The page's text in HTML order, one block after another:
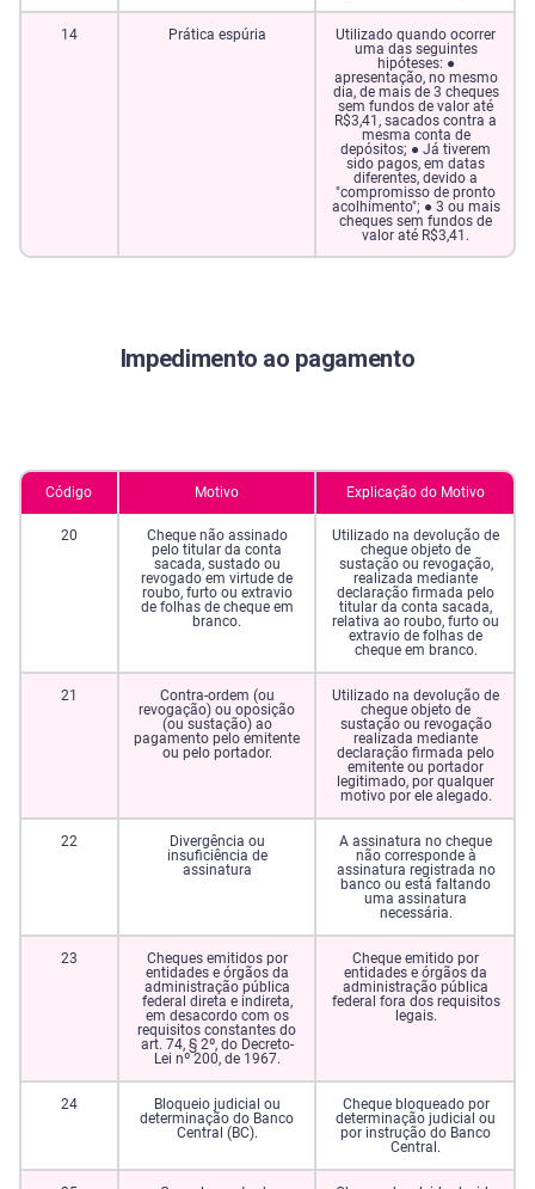
14 Prática espúria
Utilizado quando ocorrer
uma das seguintes
hipóteses: ●
apresentação, no mesmo
dia, de mais de 3 cheques
sem fundos de valor até
R$3,41, sacados contra a
mesma conta de
depósitos; ● Já tiverem
sido pagos, em datas
diferentes, devido a
"compromisso de pronto
acolhimento"; ● 3 ou mais
cheques sem fundos de
valor até R$3,41.
Impedimento ao pagamento
Código Motivo Explicação do Motivo
20
Cheque não assinado
pelo titular da conta
sacada, sustado ou
revogado em virtude de
roubo, furto ou extravio
de folhas de cheque em
branco.
Utilizado na devolução de
cheque objeto de
sustação ou revogação,
realizada mediante
declaração firmada pelo
titular da conta sacada,
relativa ao roubo, furto ou
extravio de folhas de
cheque em branco.
21
Contra-ordem (ou
revogação) ou oposição
(ou sustação) ao
pagamento pelo emitente
ou pelo portador.
Utilizado na devolução de
cheque objeto de
sustação ou revogação
realizada mediante
declaração firmada pelo
emitente ou portador
legitimado, por qualquer
motivo por ele alegado.
22
Divergência ou
insuficiência de
assinatura
A assinatura no cheque
não corresponde à
assinatura registrada no
banco ou está faltando
uma assinatura
necessária.
23
Cheques emitidos por
entidades e órgãos da
administração pública
federal direta e indireta,
em desacordo com os
requisitos constantes do
art. 74, § 2º, do Decreto-
Lei nº 200, de 1967.
Cheque emitido por
entidades e órgãos da
administração pública
federal fora dos requisitos
legais.
24
Bloqueio judicial ou
determinação do Banco
Central (BC).
Cheque bloqueado por
determinação judicial ou
por instrução do Banco
Central.